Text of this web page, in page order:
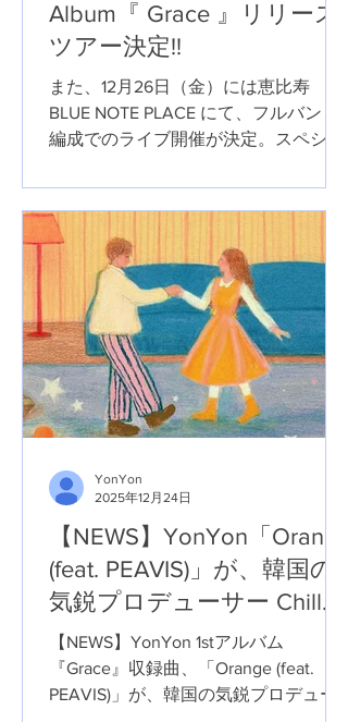
Album『 Grace 』リリース
ツアー決定!!
また、12月26日（金）には恵比寿
BLUE NOTE PLACE にて、フルバンド
編成でのライブ開催が決定。スペシャ
ィストの ARIWA（ASOUND）や
PEAVIS らも出演予定だ。さらに来年1
月には、大阪・名古屋でのツアーライ
ブも控えている。リリースとあわせ
て、YonYonの現在地を体感できる貴
重な機会となりそうだ。
【NEWS】YonYon「Orange
(feat. PEAVIS)」が、韓国の
気鋭プロデューサー Chill
The World によるクリスマ
ス仕様のRemixで新たにリ
リース。
【NEWS】YonYon 1stアルバム
『Grace』収録曲、「Orange (feat.
PEAVIS)」が、韓国の気鋭プロデュー
YonYon
2025年12月24日